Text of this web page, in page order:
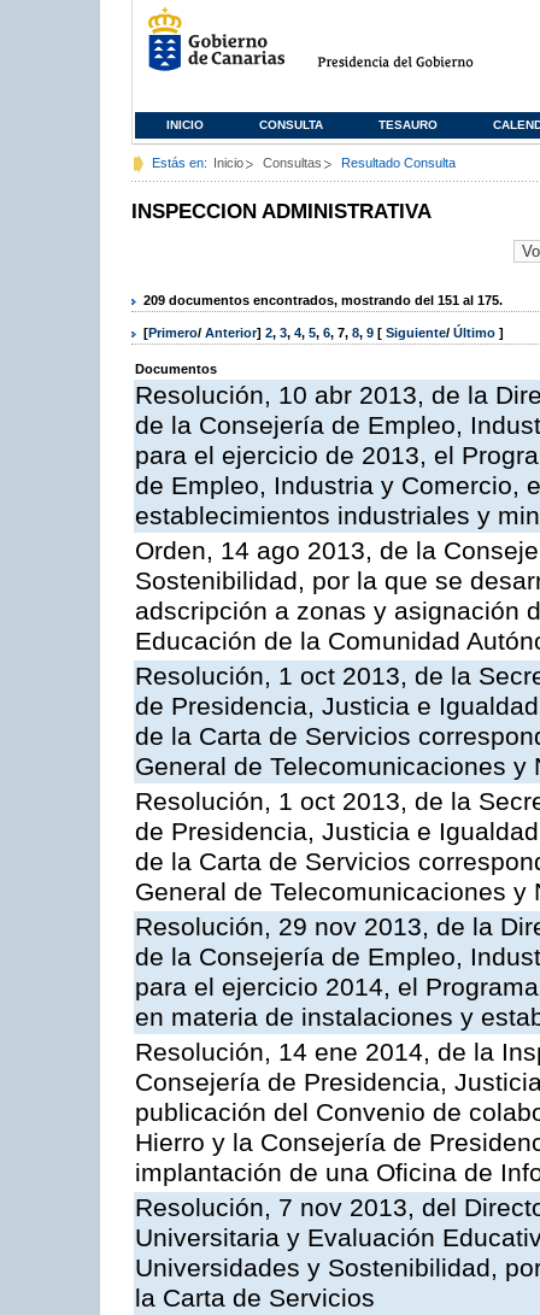
INICIO CONSULTA TESAURO
Estás en: Inicio Consultas Resultado Consulta
INSPECCION ADMINISTRATIVA
209 documentos encontrados, mostrando del 151 al 175.
[Primero/ Anterior] 2, 3, 4, 5, 6, 7, 8, 9 [ Siguiente/ Último ]
Documentos
Resolución, 10 abr 2013, de la
de la Consejería de Empleo,
para el ejercicio de 2013, el
de Empleo, Industria y Comercio,
establecimientos industriales y
Orden, 14 ago 2013, de la
Sostenibilidad, por la que se
adscripción a zonas y asignación
Educación de la Comunidad
Resolución, 1 oct 2013, de la
de Presidencia, Justicia e
de la Carta de Servicios
General de Telecomunicaciones y
Resolución, 1 oct 2013, de la
de Presidencia, Justicia e
de la Carta de Servicios
General de Telecomunicaciones y
Resolución, 29 nov 2013, de la
de la Consejería de Empleo,
para el ejercicio 2014, el
en materia de instalaciones y
Resolución, 14 ene 2014, de la
Consejería de Presidencia,
publicación del Convenio de
Hierro y la Consejería de
implantación de una Oficina de
Resolución, 7 nov 2013, del
Universitaria y Evaluación
Universidades y Sostenibilidad,
la Carta de Servicios